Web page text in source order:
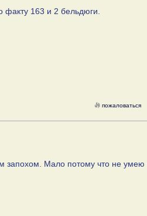
163 и 2 бельдюги.
пожаловаться
запохом. Мало потому что не умею